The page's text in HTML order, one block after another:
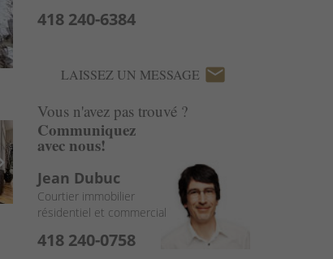
418 240-6384
LAISSEZ UN MESSAGE email
Vous n'avez pas trouvé ?
Communiquez
avec nous!
Jean Dubuc
Courtier immobilier
résidentiel et commercial
418 240-0758